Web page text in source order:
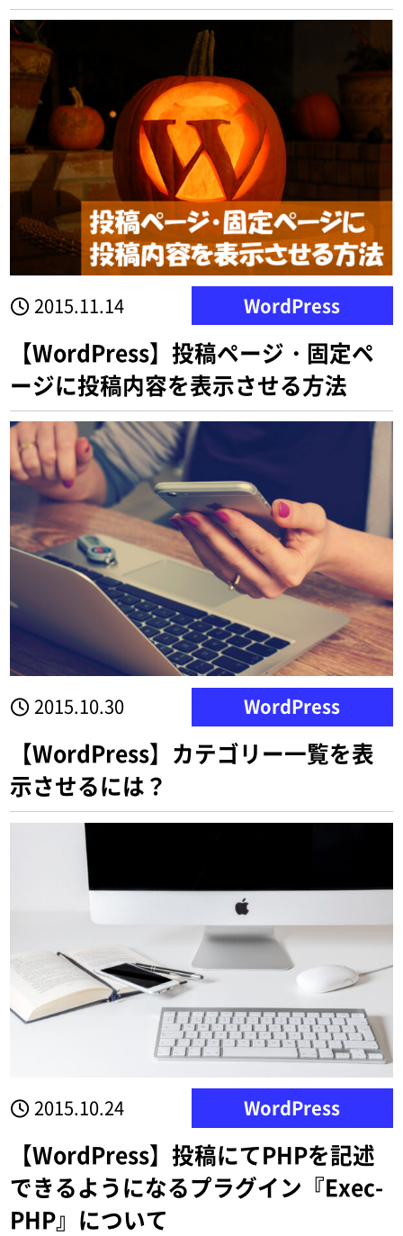
2015.11.14 WordPress
【WordPress】投稿ページ・固定ペ
ージに投稿内容を表示させる方法
2015.10.30 WordPress
【WordPress】カテゴリー一覧を表
示させるには？
2015.10.24 WordPress
【WordPress】投稿にてPHPを記述
できるようになるプラグイン『Exec-
PHP』について